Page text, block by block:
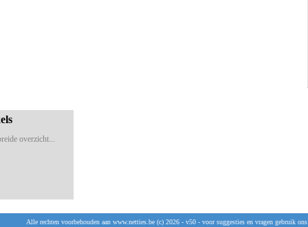
overzicht...
Alle rechten voorbehouden aan www.netties.be (c) 2026 - v50 - voor suggesties en vragen gebruik ons